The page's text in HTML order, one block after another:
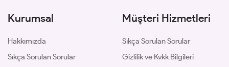
Kurumsal
Hakkımızda
Sıkça Sorulan Sorular
Müşteri Hizmetleri
Sıkça Sorulan Sorular
Gizlilik ve Kvkk Bilgileri